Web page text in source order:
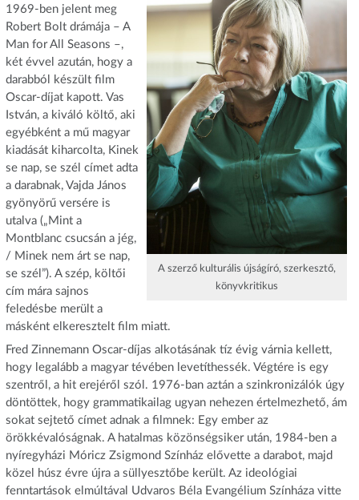
A szerző kulturális újságíró, szerkesztő,
könyvkritikus
1969-ben jelent meg
Robert Bolt drámája – A
Man for All Seasons –,
két évvel azután, hogy a
darabból készült film
Oscar-díjat kapott. Vas
István, a kiváló költő, aki
egyébként a mű magyar
kiadását kiharcolta, Kinek
se nap, se szél címet adta
a darabnak, Vajda János
gyönyörű versére is
utalva („Mint a
Montblanc csucsán a jég,
/ Minek nem árt se nap,
se szél”). A szép, költői
cím mára sajnos
feledésbe merült a
másként elkeresztelt film miatt.
Fred Zinnemann Oscar-díjas alkotásának tíz évig várnia kellett,
hogy legalább a magyar tévében levetíthessék. Végtére is egy
szentről, a hit erejéről szól. 1976-ban aztán a szinkronizálók úgy
döntöttek, hogy grammatikailag ugyan nehezen értelmezhető, ám
sokat sejtető címet adnak a filmnek: Egy ember az
örökkévalóságnak. A hatalmas közönségsiker után, 1984-ben a
nyíregyházi Móricz Zsigmond Színház elővette a darabot, majd
közel húsz évre újra a süllyesztőbe került. Az ideológiai
fenntartások elmúltával Udvaros Béla Evangélium Színháza vitte